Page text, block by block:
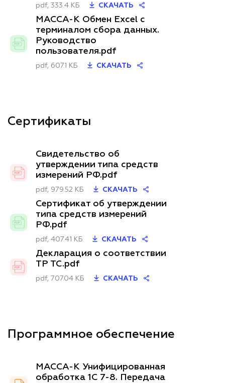
pdf, 333.4 КБ СКАЧАТЬ
МАССА-К Обмен Excel с
терминалом сбора данных.
Руководство
пользователя.pdf
pdf, 607.1 КБ СКАЧАТЬ
Сертификаты
Свидетельство об
утверждении типа средств
измерений РФ.pdf
pdf, 979.52 КБ СКАЧАТЬ
Сертификат об утверждении
типа средств измерений
РФ.pdf
pdf, 407.41 КБ СКАЧАТЬ
Декларация о соответствии
ТР ТС.pdf
pdf, 707.04 КБ СКАЧАТЬ
Программное обеспечение
МАССА-К Унифицированная
обработка 1С 7-8. Передача